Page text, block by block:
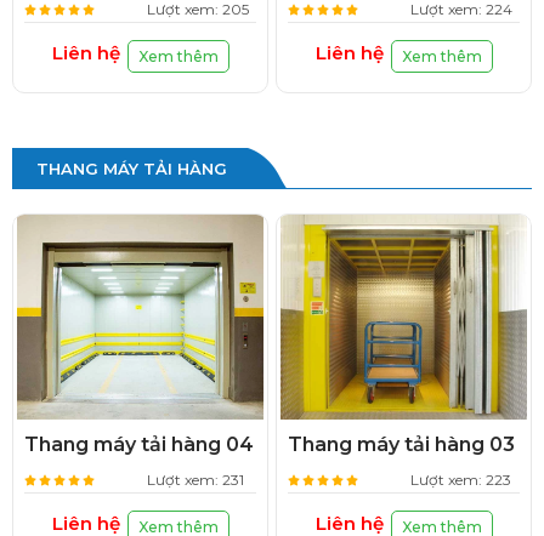
Lượt xem: 205
Liên hệ Xem thêm
Lượt xem: 224
Liên hệ Xem thêm
THANG MÁY TẢI HÀNG
Thang máy tải hàng 04
Lượt xem: 231
Liên hệ Xem thêm
Thang máy tải hàng 03
Lượt xem: 223
Liên hệ Xem thêm